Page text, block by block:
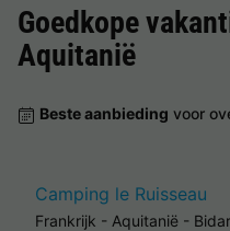
Goedkope
Aquitanië
Beste aanbieding voor
Camping le Ruisseau
Frankrijk - Aquitanië -